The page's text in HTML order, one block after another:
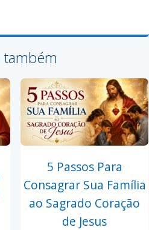
também
5 Passos Para
Consagrar Sua Família
ao Sagrado Coração
de Jesus